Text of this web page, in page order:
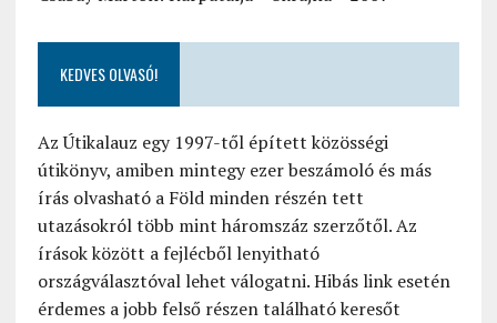
KEDVES OLVASÓ!
Az Útikalauz egy 1997-től épített közösségi
útikönyv, amiben mintegy ezer beszámoló és más
írás olvasható a Föld minden részén tett
utazásokról több mint háromszáz szerzőtől. Az
írások között a fejlécből lenyitható
országválasztóval lehet válogatni. Hibás link esetén
érdemes a jobb felső részen található keresőt